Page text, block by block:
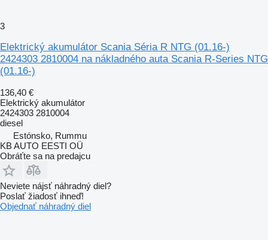
3
Elektrický akumulátor Scania Séria R NTG (01.16-)
2424303 2810004 na nákladného auta Scania R-Series NTG
(01.16-)
136,40 €
Elektrický akumulátor
2424303 2810004
diesel
Estónsko, Rummu
KB AUTO EESTI OÜ
Obráťte sa na predajcu
Neviete nájsť náhradný diel?
Poslať žiadosť ihneď!
Objednať náhradný diel